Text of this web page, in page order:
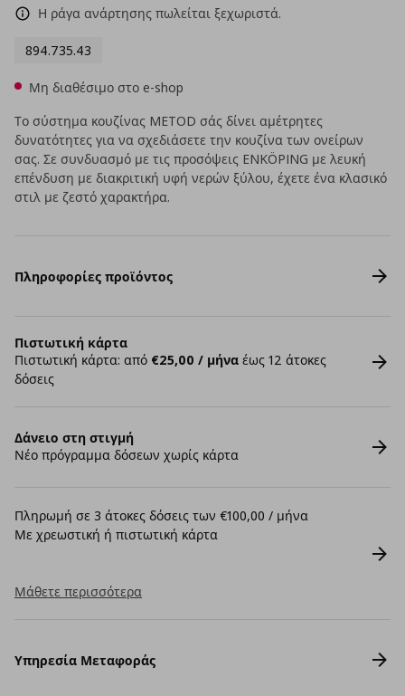
Η ράγα ανάρτησης πωλείται ξεχωριστά.
894.735.43
Μη διαθέσιμο στο e-shop
Το σύστημα κουζίνας METOD σάς δίνει αμέτρητες
δυνατότητες για να σχεδιάσετε την κουζίνα των ονείρων
σας. Σε συνδυασμό με τις προσόψεις ENKÖPING με λευκή
επένδυση με διακριτική υφή νερών ξύλου, έχετε ένα κλασικό
στιλ με ζεστό χαρακτήρα.
Πληροφορίες προϊόντος
Πιστωτική κάρτα
Πιστωτική κάρτα: από €25,00 / μήνα έως 12 άτοκες
δόσεις
Δάνειο στη στιγμή
Νέο πρόγραμμα δόσεων χωρίς κάρτα
Πληρωμή σε 3 άτοκες δόσεις των €100,00 / μήνα
Με χρεωστική ή πιστωτική κάρτα
Μάθετε περισσότερα
Υπηρεσία Μεταφοράς